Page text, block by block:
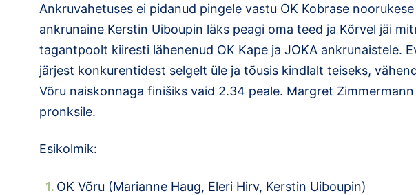
Ankruvahetuses ei pidanud pingele vastu OK Kobrase
ankrunaine Kerstin Uiboupin läks peagi oma teed ja Kõrvel jäi
tagantpoolt kiiresti lähenenud OK Kape ja JOKA ankrunaistele.
järjest konkurentidest selgelt üle ja tõusis kindlalt teiseks,
Võru naiskonnaga finišiks vaid 2.34 peale. Margret
pronksile.
Esikolmik:
OK Võru (Marianne Haug, Eleri Hirv, Kerstin Uiboupin)